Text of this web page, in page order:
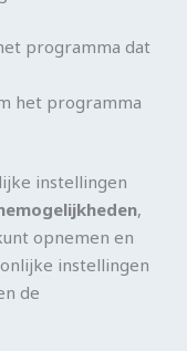
programma dat
het programma
instellingen
,
opnemen en
instellingen
de